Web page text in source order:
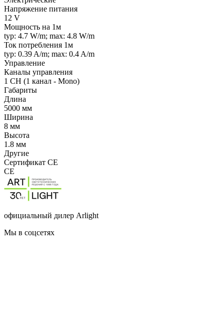
Напряжение питания
12 V
Мощность на 1м
typ: 4.7 W/m; max: 4.8 W/m
Ток потребления 1м
typ: 0.39 A/m; max: 0.4 A/m
Управление
Каналы управления
1 CH (1 канал - Mono)
Габариты
Длина
5000 мм
Ширина
8 мм
Высота
1.8 мм
Другие
Сертификат CE
CE
официальный дилер Arlight
Мы в соцсетях